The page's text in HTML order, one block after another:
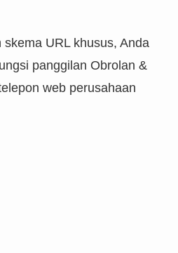
URL khusus, Anda
panggilan Obrolan &
web perusahaan